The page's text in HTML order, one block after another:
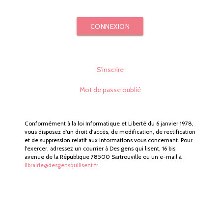
CONNEXION
S'inscrire
Mot de passe oublié
Conformément à la loi Informatique et Liberté du 6 janvier 1978,
vous disposez d'un droit d'accès, de modification, de rectification
et de suppression relatif aux informations vous concernant. Pour
l'exercer, adressez un courrier à Des gens qui lisent, 16 bis
avenue de la République 78500 Sartrouville ou un e-mail à
librairie@desgensquilisent.fr